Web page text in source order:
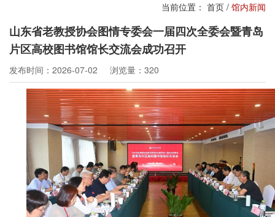
当前位置： 首页 / 馆内新闻
山东省老教授协会图情专委会一届四次全委会暨青岛
片区高校图书馆馆长交流会成功召开
发布时间：2026-07-02 浏览量：320